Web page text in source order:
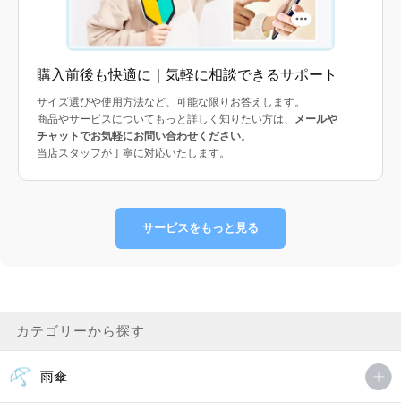
購入前後も快適に｜気軽に相談できるサポート
サイズ選びや使用方法など、可能な限りお答えします。
商品やサービスについてもっと詳しく知りたい方は、
メールや
チャットでお気軽にお問い合わせください。
当店スタッフが丁寧に対応いたします。
サービスをもっと見る
カテゴリーから探す
雨傘